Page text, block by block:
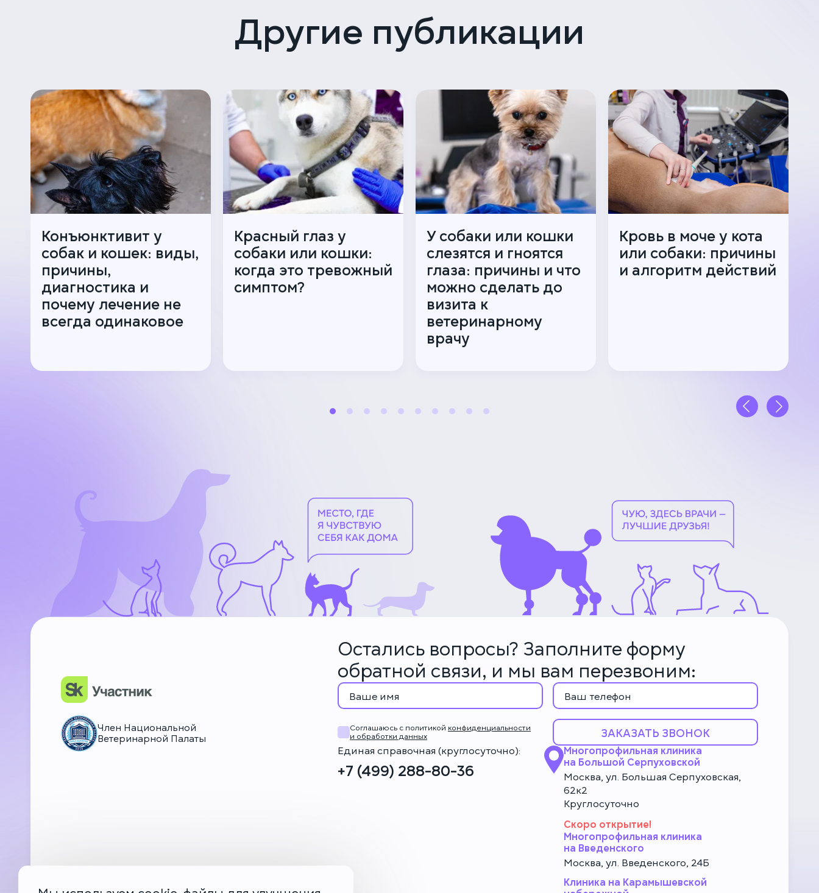
Другие публикации
Конъюнктивит у
собак и кошек: виды,
причины,
диагностика и
почему лечение не
всегда одинаковое
Красный глаз у
собаки или кошки:
когда это тревожный
симптом?
У собаки или кошки
слезятся и гноятся
глаза: причины и что
можно сделать до
визита к
ветеринарному
врачу
Кровь в моче у кота
или собаки: причины
и алгоритм действий
Член Национальной
Ветеринарной Палаты
Остались вопросы? Заполните форму
обратной связи, и мы вам перезвоним:
Соглашаюсь с политикой конфиденциальности
и обработки данных
ЗАКАЗАТЬ ЗВОНОК
Единая справочная (круглосуточно):
+7 (499) 288-80-36
Многопрофильная клиника
на Большой Серпуховской
Москва, ул. Большая Серпуховская,
62к2
Круглосуточно
Скоро открытие!
Многопрофильная клиника
на Введенского
Москва, ул. Введенского, 24Б
Клиника на Карамышевской